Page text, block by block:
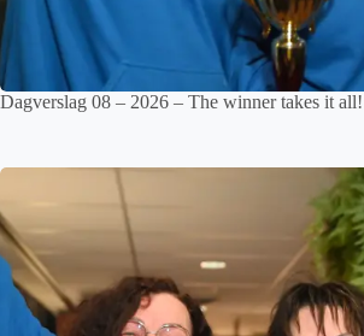
Dagverslag 08 – 2026 – The winner takes it all!